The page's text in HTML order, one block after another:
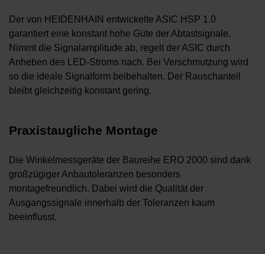
Der von HEIDENHAIN entwickelte ASIC HSP 1.0
garantiert eine konstant hohe Güte der Abtastsignale.
Nimmt die Signalamplitude ab, regelt der ASIC durch
Anheben des LED-Stroms nach. Bei Verschmutzung wird
so die ideale Signalform beibehalten. Der Rauschanteil
bleibt gleichzeitig konstant gering.
Praxistaugliche Montage
Die Winkelmessgeräte der Baureihe ERO 2000 sind dank
großzügiger Anbautoleranzen besonders
montagefreundlich. Dabei wird die Qualität der
Ausgangssignale innerhalb der Toleranzen kaum
beeinflusst.